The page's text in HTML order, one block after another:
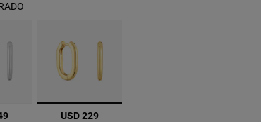
seleccionado
USD 229